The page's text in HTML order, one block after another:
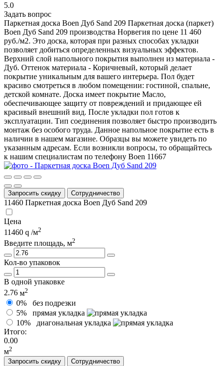
5.0
Задать вопрос
Паркетная доска Boen Дуб Sand 209 Паркетная доска (паркет)
Boen Дуб Sand 209 производства Норвегия по цене 11 460
руб./м2. Это доска, которая при разных способах укладки
позволяет добиться определенных визуальных эффектов.
Верхний слой напольного покрытия выполнен из материала -
Дуб. Оттенок материала - Коричневый, который делает
покрытие уникальным для вашего интерьера. Пол будет
красиво смотреться в любом помещении: гостиной, спальне,
детской комнате. Доска имеет покрытие Масло,
обеспечивающее защиту от повреждений и придающее ей
красивый внешний вид. После укладки пол готов к
эксплуатации. Тип соединения позволяет быстро производить
монтаж без особого труда. Данное напольное покрытие есть в
наличии в нашем магазине. Образцы вы можете увидеть по
указанным адресам. Если возникли вопросы, то обращайтесь
к нашим специалистам по телефону Boen 11667
Запросить скидку Сотрудничество
11460 Паркетная доска Boen Дуб Sand 209
Цена
11460
/м2
Введите площадь, м2
Кол-во упаковок
В одной упаковке
2.76 м2
0% без подрезки
5% прямая укладка
10% диагональная укладка
Итого:
0.00
м2
Запросить скидку
Сотрудничество